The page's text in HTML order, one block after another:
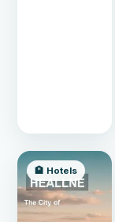
🏨 Hotels